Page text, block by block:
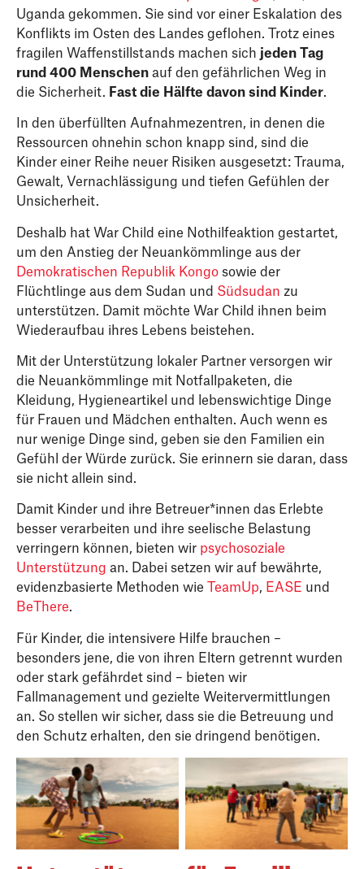
Uganda gekommen. Sie sind vor einer Eskalation des
Konflikts im Osten des Landes geflohen. Trotz eines
fragilen Waffenstillstands machen sich jeden Tag
rund 400 Menschen auf den gefährlichen Weg in
die Sicherheit. Fast die Hälfte davon sind Kinder.
In den überfüllten Aufnahmezentren, in denen die
Ressourcen ohnehin schon knapp sind, sind die
Kinder einer Reihe neuer Risiken ausgesetzt: Trauma,
Gewalt, Vernachlässigung und tiefen Gefühlen der
Unsicherheit.
Deshalb hat War Child eine Nothilfeaktion gestartet,
um den Anstieg der Neuankömmlinge aus der
Demokratischen Republik Kongo sowie der
Flüchtlinge aus dem Sudan und Südsudan zu
unterstützen. Damit möchte War Child ihnen beim
Wiederaufbau ihres Lebens beistehen.
Mit der Unterstützung lokaler Partner versorgen wir
die Neuankömmlinge mit Notfallpaketen, die
Kleidung, Hygieneartikel und lebenswichtige Dinge
für Frauen und Mädchen enthalten. Auch wenn es
nur wenige Dinge sind, geben sie den Familien ein
Gefühl der Würde zurück. Sie erinnern sie daran, dass
sie nicht allein sind.
Damit Kinder und ihre Betreuer*innen das Erlebte
besser verarbeiten und ihre seelische Belastung
verringern können, bieten wir psychosoziale
Unterstützung an. Dabei setzen wir auf bewährte,
evidenzbasierte Methoden wie
TeamUp, EASE und
BeThere.
Für Kinder, die intensivere Hilfe brauchen –
besonders jene, die von ihren Eltern getrennt wurden
oder stark gefährdet sind – bieten wir
Fallmanagement und gezielte Weitervermittlungen
an. So stellen wir sicher, dass sie die Betreuung und
den Schutz erhalten, den sie dringend benötigen.
Kinder in Uganda
nehmen an TeamUp-
Session teil
Gemeinschaftliche
Aktivitäten in Uganda